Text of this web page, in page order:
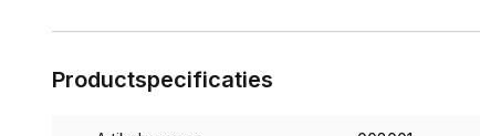
Productspecificaties